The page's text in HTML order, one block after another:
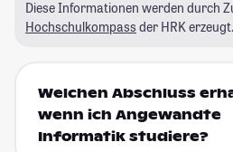
Diese Informationen werden durch
Hochschulkompass der HRK erzeugt.
Welchen Abschluss
wenn ich Angewandte
Informatik studiere?